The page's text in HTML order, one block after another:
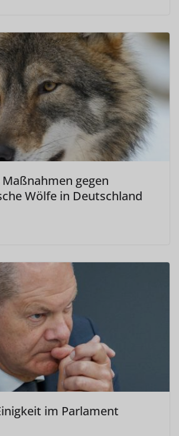
gegen
Wölfe in Deutschland
im Parlament